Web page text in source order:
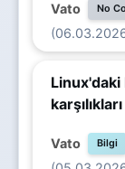
Vato No
karşılıkları
Vato Bilgi